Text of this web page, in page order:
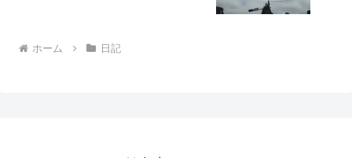
ホーム 日記